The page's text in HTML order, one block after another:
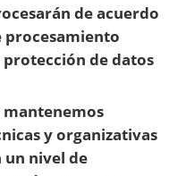
de acuerdo
procesamiento
de datos
mantenemos
y organizativas
un nivel de